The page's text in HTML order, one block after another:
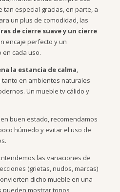
tan especial gracias, en parte, a
un plus de comodidad, las
de cierre suave y un cierre
encaje perfecto y un
cada uso.
la estancia de calma,
en ambientes naturales
Un mueble tv cálido y
buen estado, recomendamos
húmedo y evitar el uso de
las variaciones de
(grietas, nudos, marcas)
dicho mueble en una
pueden mostrar tonos